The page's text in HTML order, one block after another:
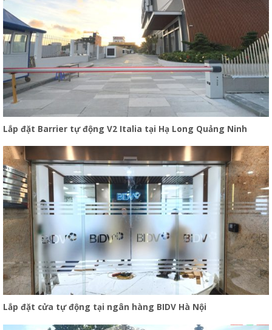
Lắp đặt Barrier tự động V2 Italia tại Hạ Long Quảng Ninh
Lắp đặt cửa tự động tại ngân hàng BIDV Hà Nội